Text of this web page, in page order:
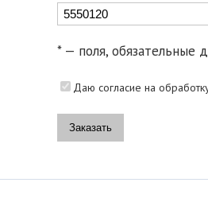
* — поля, обязательные
Даю согласие на